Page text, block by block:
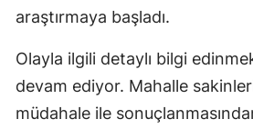
araştırmaya başladı.
Olayla ilgili detaylı bilgi
devam ediyor. Mahalle sakinleri
müdahale ile